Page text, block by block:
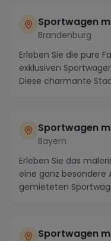
Sportwagen
Brandenburg
Erleben Sie die pure
exklusiven
Diese charmante
Sportwagen
Bayern
Erleben Sie das
eine ganz besondere
gemieteten
Sportwagen